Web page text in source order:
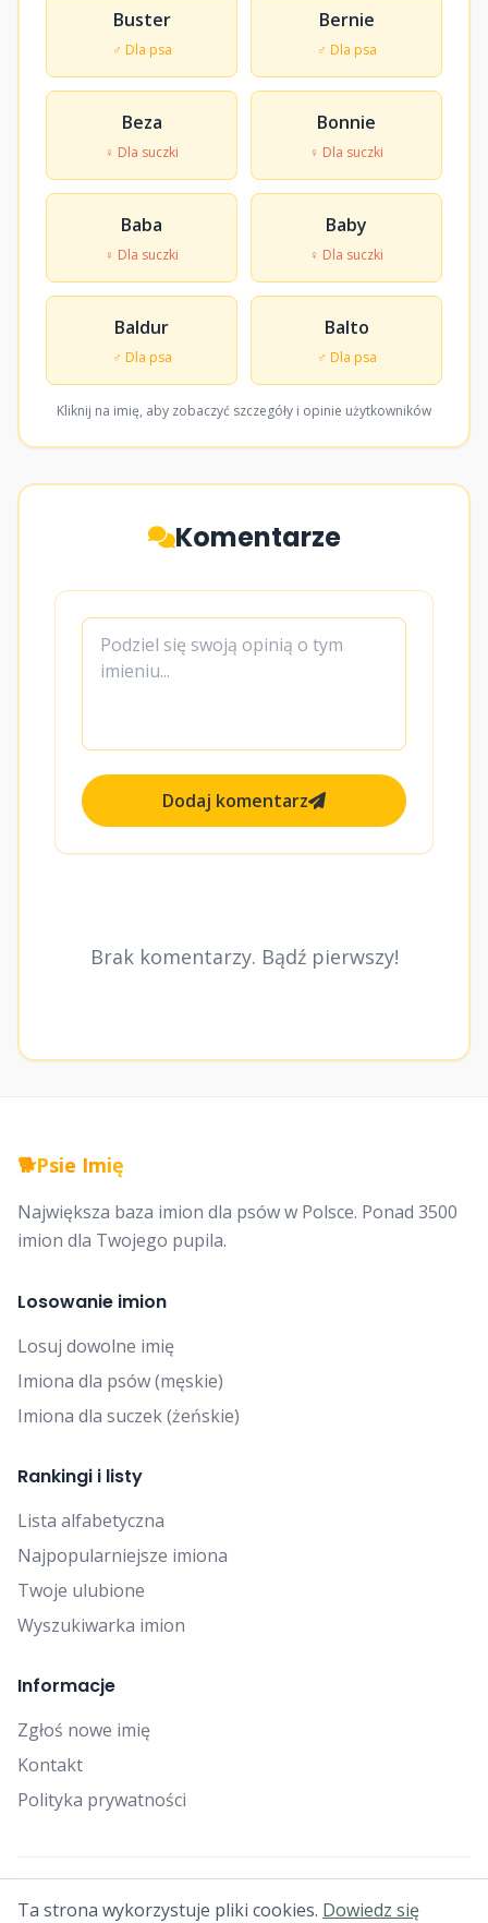
Buster
♂ Dla psa
Bernie
♂ Dla psa
Beza
♀ Dla suczki
Bonnie
♀ Dla suczki
Baba
♀ Dla suczki
Baby
♀ Dla suczki
Baldur
♂ Dla psa
Balto
♂ Dla psa
Kliknij na imię, aby zobaczyć szczegóły i opinie użytkowników
Komentarze
Dodaj komentarz
Brak komentarzy. Bądź pierwszy!
🐕Psie Imię
Największa baza imion dla psów w Polsce. Ponad 3500
imion dla Twojego pupila.
Losowanie imion
Losuj dowolne imię
Imiona dla psów (męskie)
Imiona dla suczek (żeńskie)
Rankingi i listy
Lista alfabetyczna
Najpopularniejsze imiona
Twoje ulubione
Wyszukiwarka imion
Informacje
Zgłoś nowe imię
Kontakt
Polityka prywatności
© 2025 Falcon Bytes. Wszelkie prawa zastrzeżone.
Ta strona wykorzystuje pliki cookies. Dowiedz się